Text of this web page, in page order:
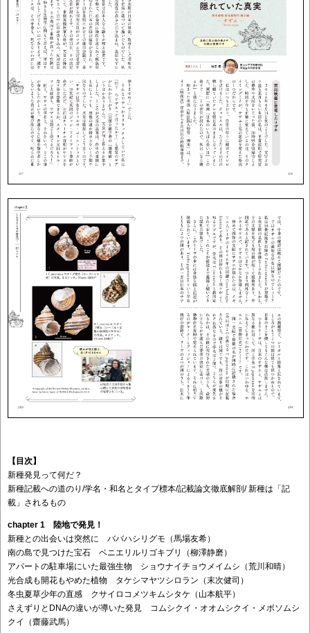
【目次】
新種発見って何だ？
新種記載への道のり/学名・和名とタイプ標本/記載論文徹底解剖/ 新種は「記
載」されるもの
chapter 1 陸地で発見！
新種との出会いは突然に ババハシリグモ（馬場友希）
南の島で見つけた宝石 ベニエリルリゴキブリ（柳澤静磨）
アパートの駐車場にいた最強生物 ショウナイチョウメイムシ（荒川和晴）
光合成も開花もやめた植物 タケシマヤツシロラン（末次健司）
冬虫夏草少年の直感 クサイロコメツキムシタケ（山本航平）
さえずりとDNAの違いが導いた発見 コムシクイ・オオムシクイ・メボソムシ
クイ（齋藤武馬）